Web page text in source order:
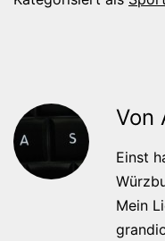
Von
Einst
Mein